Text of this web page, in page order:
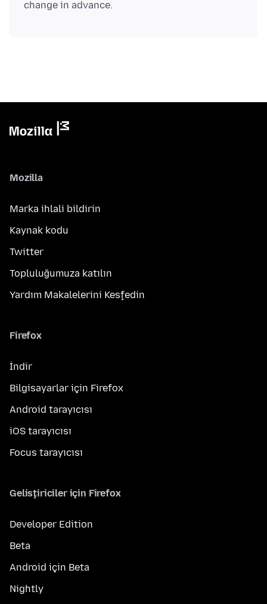
Mozilla
Marka ihlali bildirin
Kaynak kodu
Twitter
Topluluğumuza katılın
Yardım Makalelerini Keşfedin
Firefox
İndir
Bilgisayarlar için Firefox
Android tarayıcısı
iOS tarayıcısı
Focus tarayıcısı
Geliştiriciler için Firefox
Developer Edition
Beta
Android için Beta
Nightly